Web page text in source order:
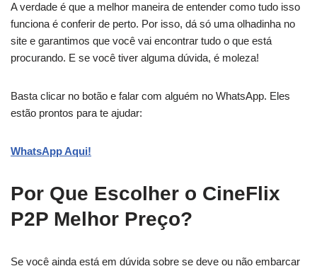
A verdade é que a melhor maneira de entender como tudo isso
funciona é conferir de perto. Por isso, dá só uma olhadinha no
site e garantimos que você vai encontrar tudo o que está
procurando. E se você tiver alguma dúvida, é moleza!
Basta clicar no botão e falar com alguém no WhatsApp. Eles
estão prontos para te ajudar:
WhatsApp Aqui!
Por Que Escolher o CineFlix
P2P Melhor Preço?
Se você ainda está em dúvida sobre se deve ou não embarcar